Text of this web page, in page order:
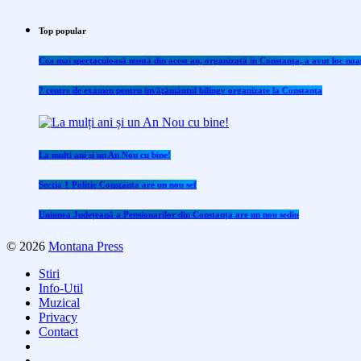
Top popular
Cea mai spectaculoasă nuntă din acest an, organizată în Constanța, a avut loc
7 centre de examen pentru învăţământul bilingv organizate la Constanţa
La mulți ani și un An Nou cu bine!
Sectia 1 Politie Constanta are un nou sef
Uniunea Județeană a Pensionarilor din Constanța are un nou sediu
© 2026 Montana Press
Stiri
Info-Util
Muzical
Privacy
Contact